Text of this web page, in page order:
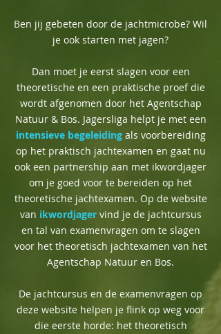
Ben jij gebeten door de jachtmicrobe? Wil
je ook starten met jagen?
Dan moet je eerst slagen voor een
theoretische en een praktische proef die
wordt afgenomen door het Agentschap
Natuur & Bos. Jagersliga helpt je met een
intensieve begeleidingals voorbereiding
op het praktisch jachtexamen en gaat nu
ook een partnership aan met ikwordjager
om je goed voor te bereiden op het
theoretische jachtexamen. Op de website
van ikwordjagervind je de jachtcursus
en tal van examenvragen om te slagen
voor het theoretisch jachtexamen van het
Agentschap Natuur en Bos.
De jachtcursus en de examenvragen op
deze website helpen je flink op weg voor
die eerste horde: het theoretisch